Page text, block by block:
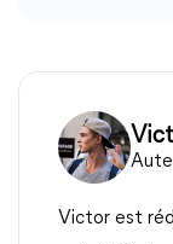
Victor est